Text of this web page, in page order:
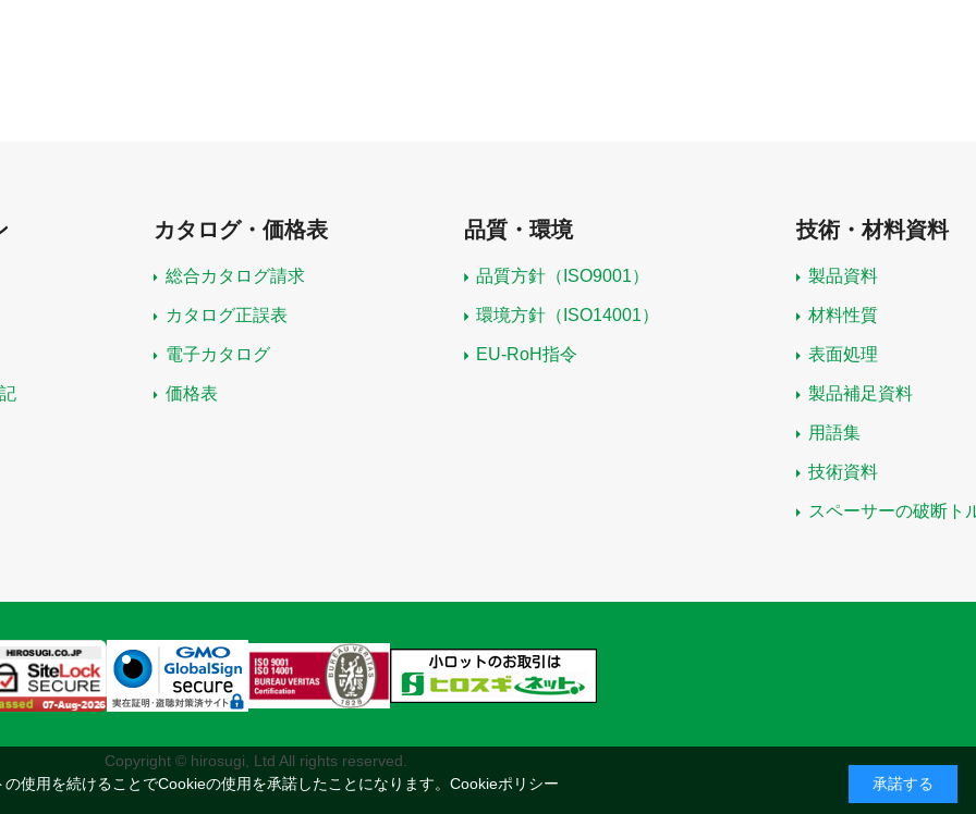
カタログ・価格表
総合カタログ請求
カタログ正誤表
電子カタログ
価格表
品質・環境
品質方針（ISO9001）
環境方針（ISO14001）
EU-RoH指令
技術・材料資料
製品資料
材料性質
表面処理
製品補足資料
用語集
技術資料
スペーサーの破断ト
Copyright © hirosugi, Ltd All rights reserved.
使用を続けることでCookieの使用を承諾したことになります。 Cookieポリシー 承諾する